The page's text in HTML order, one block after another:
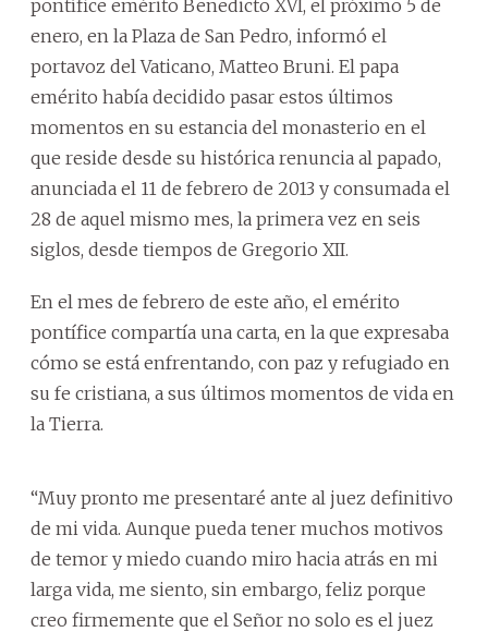
pontífice emérito Benedicto XVI, el próximo 5 de
enero, en la Plaza de San Pedro, informó el
portavoz del Vaticano, Matteo Bruni. El papa
emérito había decidido pasar estos últimos
momentos en su estancia del monasterio en el
que reside desde su histórica renuncia al papado,
anunciada el 11 de febrero de 2013 y consumada el
28 de aquel mismo mes, la primera vez en seis
siglos, desde tiempos de Gregorio XII.
En el mes de febrero de este año, el emérito
pontífice compartía una carta, en la que expresaba
cómo se está enfrentando, con paz y refugiado en
su fe cristiana, a sus últimos momentos de vida en
la Tierra.
“Muy pronto me presentaré ante al juez definitivo
de mi vida. Aunque pueda tener muchos motivos
de temor y miedo cuando miro hacia atrás en mi
larga vida, me siento, sin embargo, feliz porque
creo firmemente que el Señor no solo es el juez